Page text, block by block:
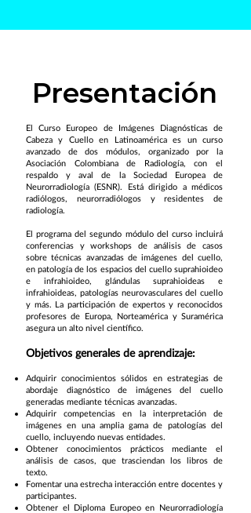
Presentación
El Curso Europeo de Imágenes Diagnósticas de
Cabeza y Cuello en Latinoamérica es un curso
avanzado de dos módulos, organizado por la
Asociación Colombiana de Radiología, con el
respaldo y aval de la Sociedad Europea de
Neurorradiología (ESNR). Está dirigido a médicos
radiólogos, neurorradiólogos y residentes de
radiología.
El programa del segundo módulo del curso incluirá
conferencias y workshops de análisis de casos
sobre técnicas avanzadas de imágenes del cuello,
en patología de los espacios del cuello suprahioideo
e infrahioideo, glándulas suprahioideas e
infrahioideas, patologías neurovasculares del cuello
y más. La participación de expertos y reconocidos
profesores de Europa, Norteamérica y Suramérica
asegura un alto nivel científico.
Objetivos generales de aprendizaje:
Adquirir conocimientos sólidos en estrategias de
abordaje diagnóstico de imágenes del cuello
generadas mediante técnicas avanzadas.
Adquirir competencias en la interpretación de
imágenes en una amplia gama de patologías del
cuello, incluyendo nuevas entidades.
Obtener conocimientos prácticos mediante el
análisis de casos, que trasciendan los libros de
texto.
Fomentar una estrecha interacción entre docentes y
participantes.
Obtener el Diploma Europeo en Neurorradiología